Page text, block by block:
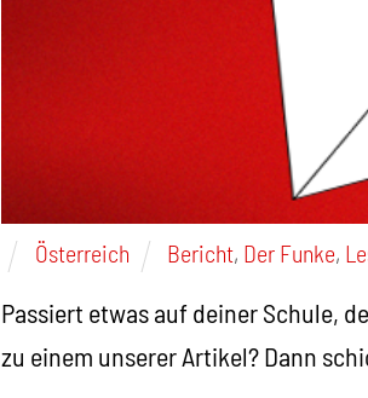
Österreich Bericht, Der Funke,
Passiert etwas auf deiner Schule,
zu einem unserer Artikel? Dann